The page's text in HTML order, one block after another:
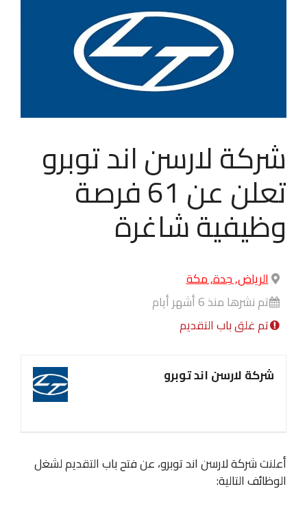
شركة لارسن اند توبرو
تعلن عن 61 فرصة
وظيفية شاغرة
الرياض, جدة, مكة
تم نشرها منذ 6 أشهر أيام
تم غلق باب التقديم
شركة لارسن اند توبرو
أعلنت شركة لارسن اند توبرو، عن فتح باب التقديم لشغل
الوظائف التالية: